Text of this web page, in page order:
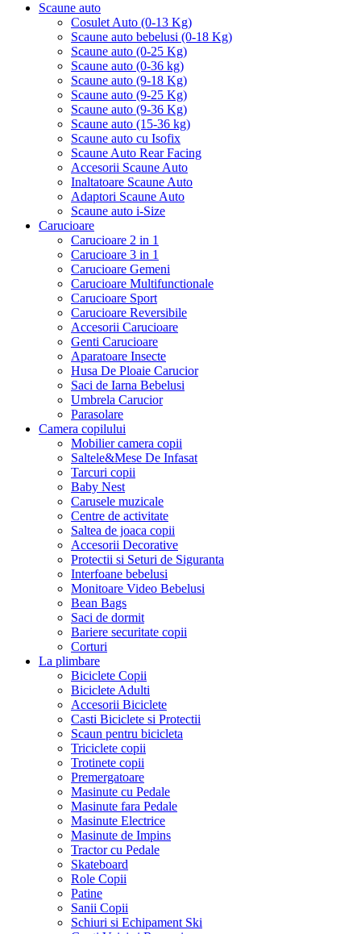
Scaune auto
Cosulet Auto (0-13 Kg)
Scaune auto bebelusi (0-18 Kg)
Scaune auto (0-25 Kg)
Scaune auto (0-36 kg)
Scaune auto (9-18 Kg)
Scaune auto (9-25 Kg)
Scaune auto (9-36 Kg)
Scaune auto (15-36 kg)
Scaune auto cu Isofix
Scaune Auto Rear Facing
Accesorii Scaune Auto
Inaltatoare Scaune Auto
Adaptori Scaune Auto
Scaune auto i-Size
Carucioare
Carucioare 2 in 1
Carucioare 3 in 1
Carucioare Gemeni
Carucioare Multifunctionale
Carucioare Sport
Carucioare Reversibile
Accesorii Carucioare
Genti Carucioare
Aparatoare Insecte
Husa De Ploaie Carucior
Saci de Iarna Bebelusi
Umbrela Carucior
Parasolare
Camera copilului
Mobilier camera copii
Saltele&Mese De Infasat
Tarcuri copii
Baby Nest
Carusele muzicale
Centre de activitate
Saltea de joaca copii
Accesorii Decorative
Protectii si Seturi de Siguranta
Interfoane bebelusi
Monitoare Video Bebelusi
Bean Bags
Saci de dormit
Bariere securitate copii
Corturi
La plimbare
Biciclete Copii
Biciclete Adulti
Accesorii Biciclete
Casti Biciclete si Protectii
Scaun pentru bicicleta
Triciclete copii
Trotinete copii
Premergatoare
Masinute cu Pedale
Masinute fara Pedale
Masinute Electrice
Masinute de Impins
Tractor cu Pedale
Skateboard
Role Copii
Patine
Sanii Copii
Schiuri si Echipament Ski